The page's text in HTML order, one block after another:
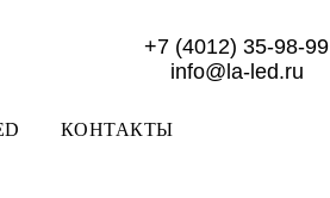
+7 (4012) 35-98-99
info@la-led.ru
КОНТАКТЫ